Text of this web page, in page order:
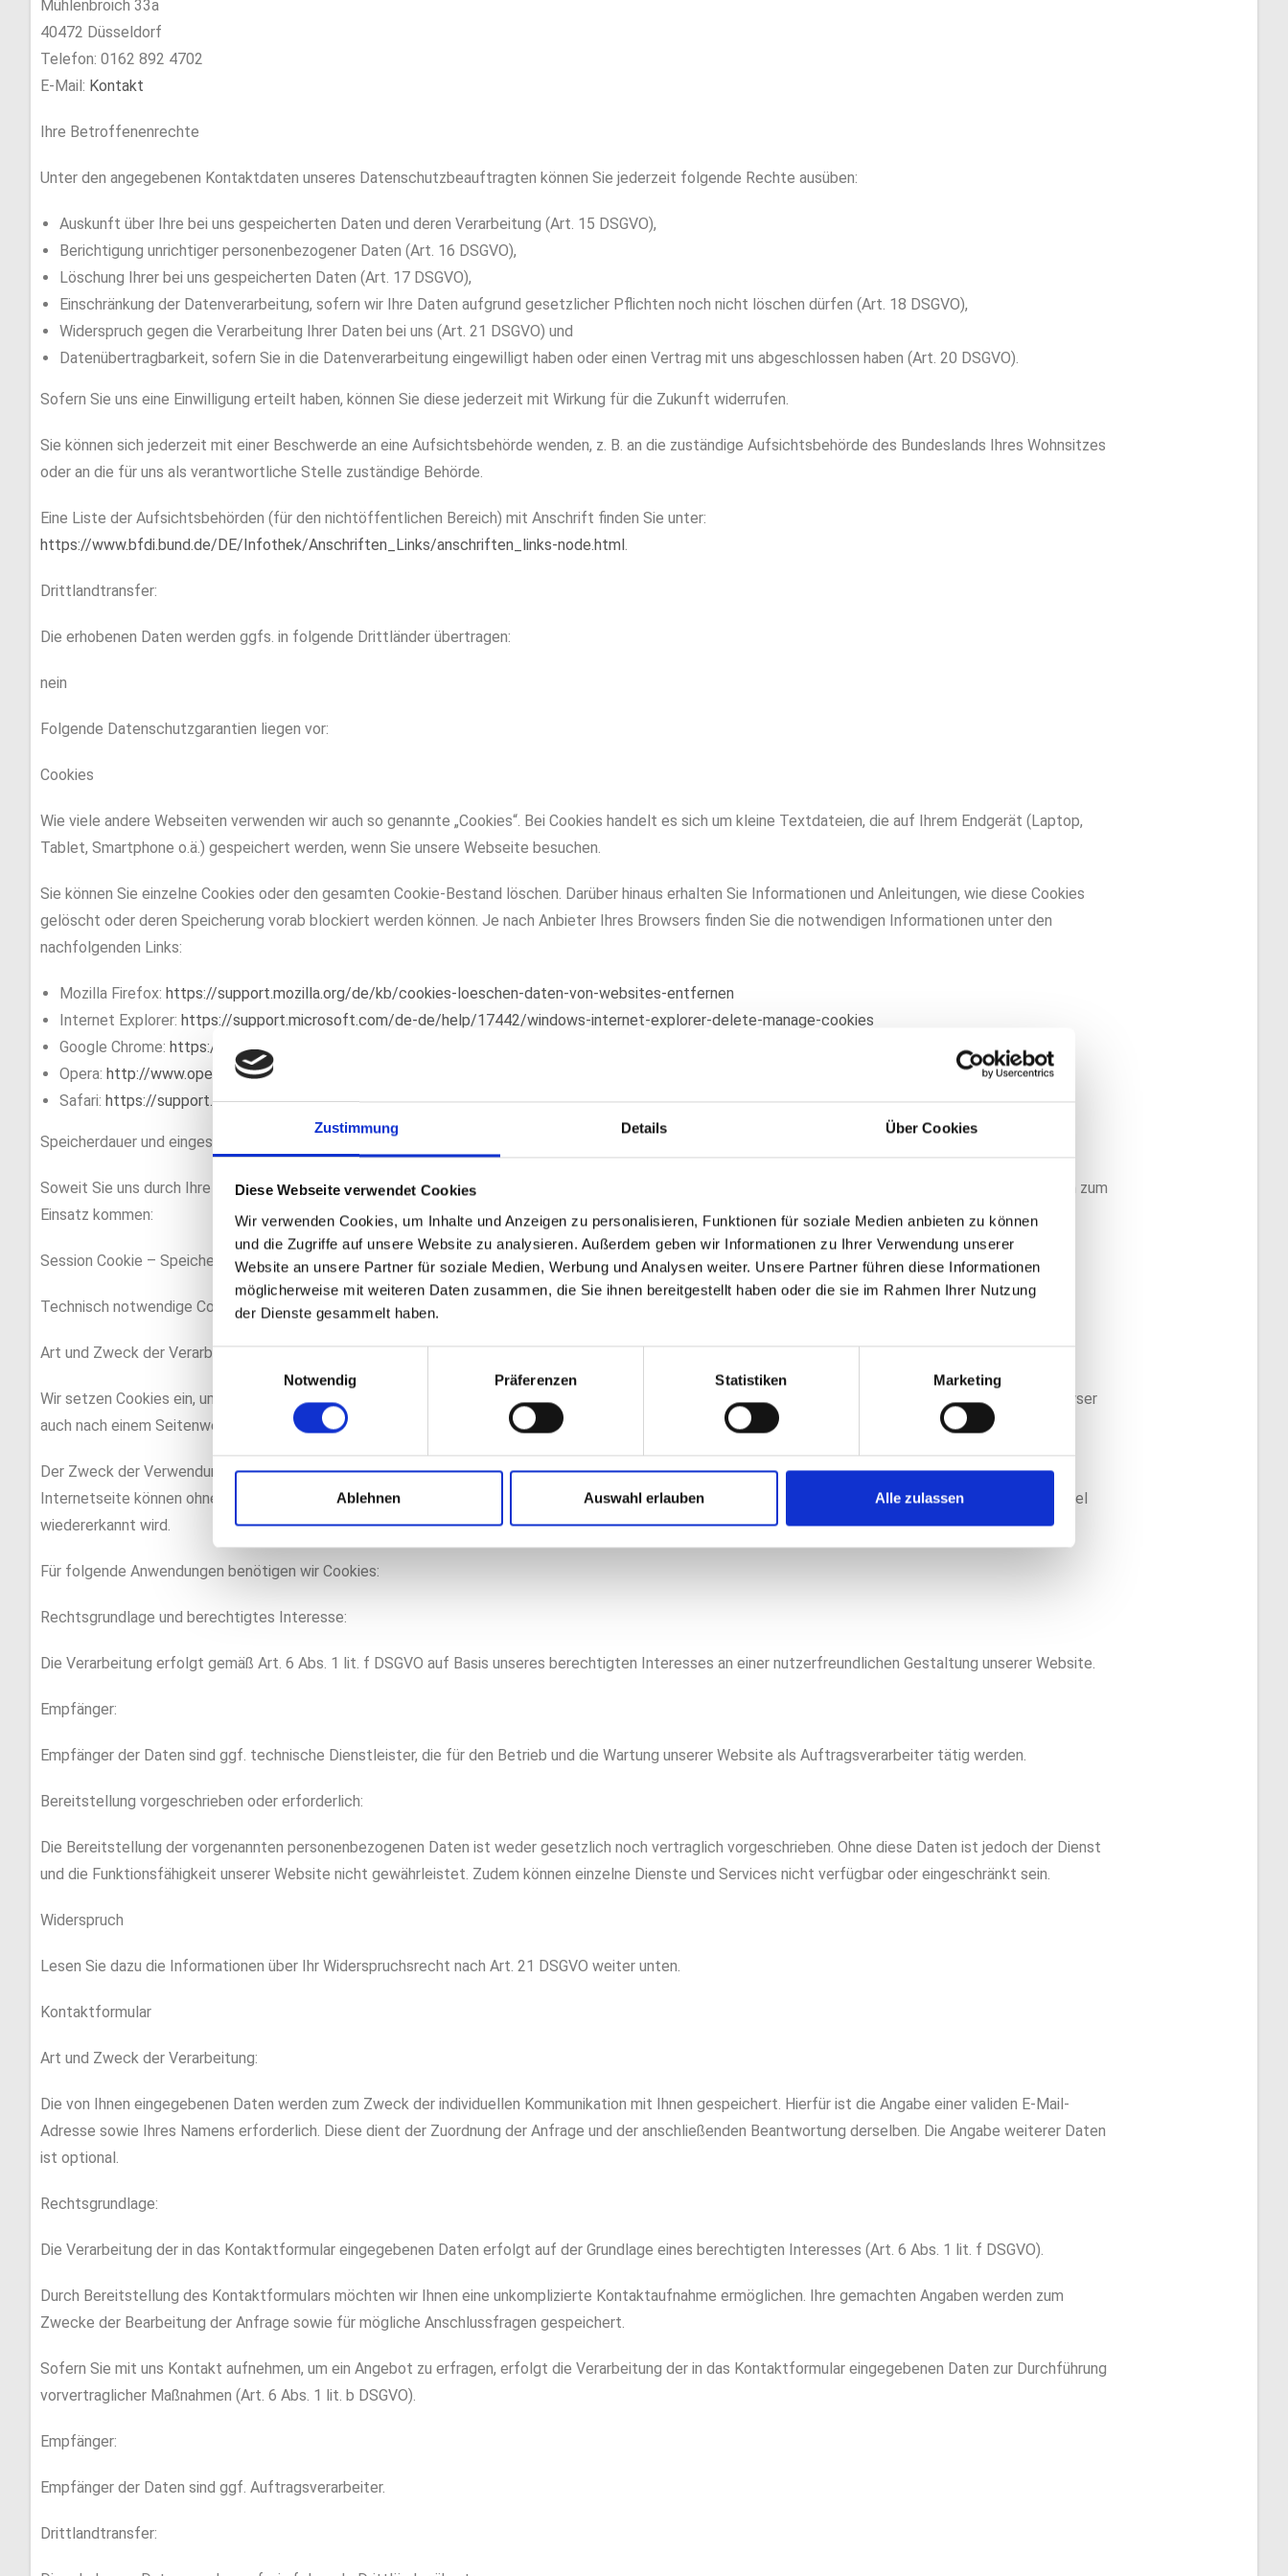
Zustimmung Details Über Cookies
Diese Webseite verwendet Cookies
Wir verwenden Cookies, um Inhalte und Anzeigen zu personalisieren, Funktionen für soziale Medien anbieten zu können
und die Zugriffe auf unsere Website zu analysieren. Außerdem geben wir Informationen zu Ihrer Verwendung unserer
Website an unsere Partner für soziale Medien, Werbung und Analysen weiter. Unsere Partner führen diese Informationen
möglicherweise mit weiteren Daten zusammen, die Sie ihnen bereitgestellt haben oder die sie im Rahmen Ihrer Nutzung
der Dienste gesammelt haben.
n
w
l
l
g
u
g
a
a
l
Notwendig Präferenzen Statistiken Marketing
Ablehnen Auswahl erlauben Alle zulassen
Mühlenbroich 33a
40472 Düsseldorf
Telefon: 0162 892 4702
E-Mail: Kontakt
Ihre Betroffenenrechte
Unter den angegebenen Kontaktdaten unseres Datenschutzbeauftragten können Sie jederzeit folgende Rechte ausüben:
Auskunft über Ihre bei uns gespeicherten Daten und deren Verarbeitung (Art. 15 DSGVO),
Berichtigung unrichtiger personenbezogener Daten (Art. 16 DSGVO),
Löschung Ihrer bei uns gespeicherten Daten (Art. 17 DSGVO),
Einschränkung der Datenverarbeitung, sofern wir Ihre Daten aufgrund gesetzlicher Pflichten noch nicht löschen dürfen (Art. 18 DSGVO),
Widerspruch gegen die Verarbeitung Ihrer Daten bei uns (Art. 21 DSGVO) und
Datenübertragbarkeit, sofern Sie in die Datenverarbeitung eingewilligt haben oder einen Vertrag mit uns abgeschlossen haben (Art. 20 DSGVO).
Sofern Sie uns eine Einwilligung erteilt haben, können Sie diese jederzeit mit Wirkung für die Zukunft widerrufen.
Sie können sich jederzeit mit einer Beschwerde an eine Aufsichtsbehörde wenden, z. B. an die zuständige Aufsichtsbehörde des Bundeslands Ihres Wohnsitzes
oder an die für uns als verantwortliche Stelle zuständige Behörde.
Eine Liste der Aufsichtsbehörden (für den nichtöffentlichen Bereich) mit Anschrift finden Sie unter:
https://www.bfdi.bund.de/DE/Infothek/Anschriften_Links/anschriften_links-node.html.
Drittlandtransfer:
Die erhobenen Daten werden ggfs. in folgende Drittländer übertragen:
nein
Folgende Datenschutzgarantien liegen vor:
Cookies
Wie viele andere Webseiten verwenden wir auch so genannte „Cookies“. Bei Cookies handelt es sich um kleine Textdateien, die auf Ihrem Endgerät (Laptop,
Tablet, Smartphone o.ä.) gespeichert werden, wenn Sie unsere Webseite besuchen.
Sie können Sie einzelne Cookies oder den gesamten Cookie-Bestand löschen. Darüber hinaus erhalten Sie Informationen und Anleitungen, wie diese Cookies
gelöscht oder deren Speicherung vorab blockiert werden können. Je nach Anbieter Ihres Browsers finden Sie die notwendigen Informationen unter den
nachfolgenden Links:
Mozilla Firefox: https://support.mozilla.org/de/kb/cookies-loeschen-daten-von-websites-entfernen
Internet Explorer: https://support.microsoft.com/de-de/help/17442/windows-internet-explorer-delete-manage-cookies
Google Chrome: https://support.google.com/accounts/answer/61416?hl=de
Opera: http://www.opera.com/de/help
Safari: https://support.apple.com/kb/PH17191?locale=de_DE&viewlocale=de_DE
Speicherdauer und eingesetzte Cookies:
Soweit Sie uns durch Ihre Browsereinstellungen oder Zustimmung die Verwendung von Cookies erlauben, können folgende Cookies auf unseren Webseiten zum
Einsatz kommen:
Session Cookie – Speicherdauer 23 Tage
Technisch notwendige Cookies
Art und Zweck der Verarbeitung:
Wir setzen Cookies ein, um unsere Website nutzerfreundlicher zu gestalten. Einige Elemente unserer Internetseite erfordern es, dass der aufrufende Browser
auch nach einem Seitenwechsel identifiziert werden kann.
Der Zweck der Verwendung technisch notwendiger Cookies ist, die Nutzung von Websites für die Nutzer zu vereinfachen. Einige Funktionen unserer
Internetseite können ohne den Einsatz von Cookies nicht angeboten werden. Für diese ist es erforderlich, dass der Browser auch nach einem Seitenwechsel
wiedererkannt wird.
Für folgende Anwendungen benötigen wir Cookies:
Rechtsgrundlage und berechtigtes Interesse:
Die Verarbeitung erfolgt gemäß Art. 6 Abs. 1 lit. f DSGVO auf Basis unseres berechtigten Interesses an einer nutzerfreundlichen Gestaltung unserer Website.
Empfänger:
Empfänger der Daten sind ggf. technische Dienstleister, die für den Betrieb und die Wartung unserer Website als Auftragsverarbeiter tätig werden.
Bereitstellung vorgeschrieben oder erforderlich:
Die Bereitstellung der vorgenannten personenbezogenen Daten ist weder gesetzlich noch vertraglich vorgeschrieben. Ohne diese Daten ist jedoch der Dienst
und die Funktionsfähigkeit unserer Website nicht gewährleistet. Zudem können einzelne Dienste und Services nicht verfügbar oder eingeschränkt sein.
Widerspruch
Lesen Sie dazu die Informationen über Ihr Widerspruchsrecht nach Art. 21 DSGVO weiter unten.
Kontaktformular
Art und Zweck der Verarbeitung:
Die von Ihnen eingegebenen Daten werden zum Zweck der individuellen Kommunikation mit Ihnen gespeichert. Hierfür ist die Angabe einer validen E-Mail-
Adresse sowie Ihres Namens erforderlich. Diese dient der Zuordnung der Anfrage und der anschließenden Beantwortung derselben. Die Angabe weiterer Daten
ist optional.
Rechtsgrundlage:
Die Verarbeitung der in das Kontaktformular eingegebenen Daten erfolgt auf der Grundlage eines berechtigten Interesses (Art. 6 Abs. 1 lit. f DSGVO).
Durch Bereitstellung des Kontaktformulars möchten wir Ihnen eine unkomplizierte Kontaktaufnahme ermöglichen. Ihre gemachten Angaben werden zum
Zwecke der Bearbeitung der Anfrage sowie für mögliche Anschlussfragen gespeichert.
Sofern Sie mit uns Kontakt aufnehmen, um ein Angebot zu erfragen, erfolgt die Verarbeitung der in das Kontaktformular eingegebenen Daten zur Durchführung
vorvertraglicher Maßnahmen (Art. 6 Abs. 1 lit. b DSGVO).
Empfänger:
Empfänger der Daten sind ggf. Auftragsverarbeiter.
Drittlandtransfer: